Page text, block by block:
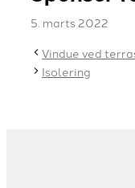
5. marts 2022
Vindue ved
Isolering